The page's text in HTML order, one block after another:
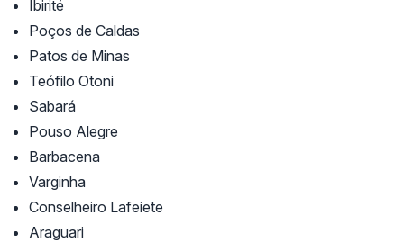
Ibirité
Poços de Caldas
Patos de Minas
Teófilo Otoni
Sabará
Pouso Alegre
Barbacena
Varginha
Conselheiro Lafeiete
Araguari